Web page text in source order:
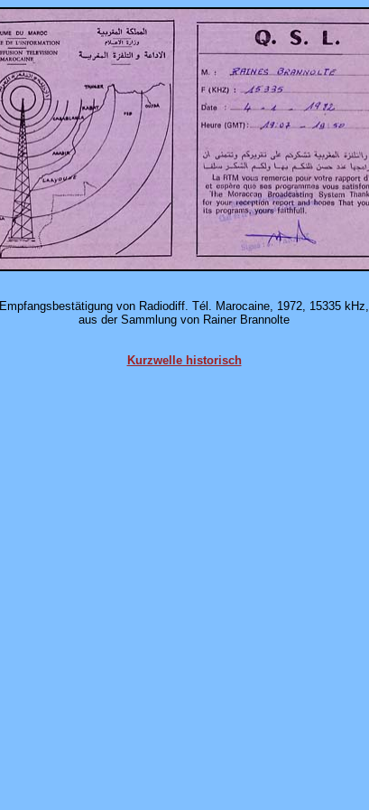
Empfangsbestätigung von Radiodiff. Tél. Marocaine, 1972, 15335 kHz,
aus der Sammlung von Rainer Brannolte
Kurzwelle historisch